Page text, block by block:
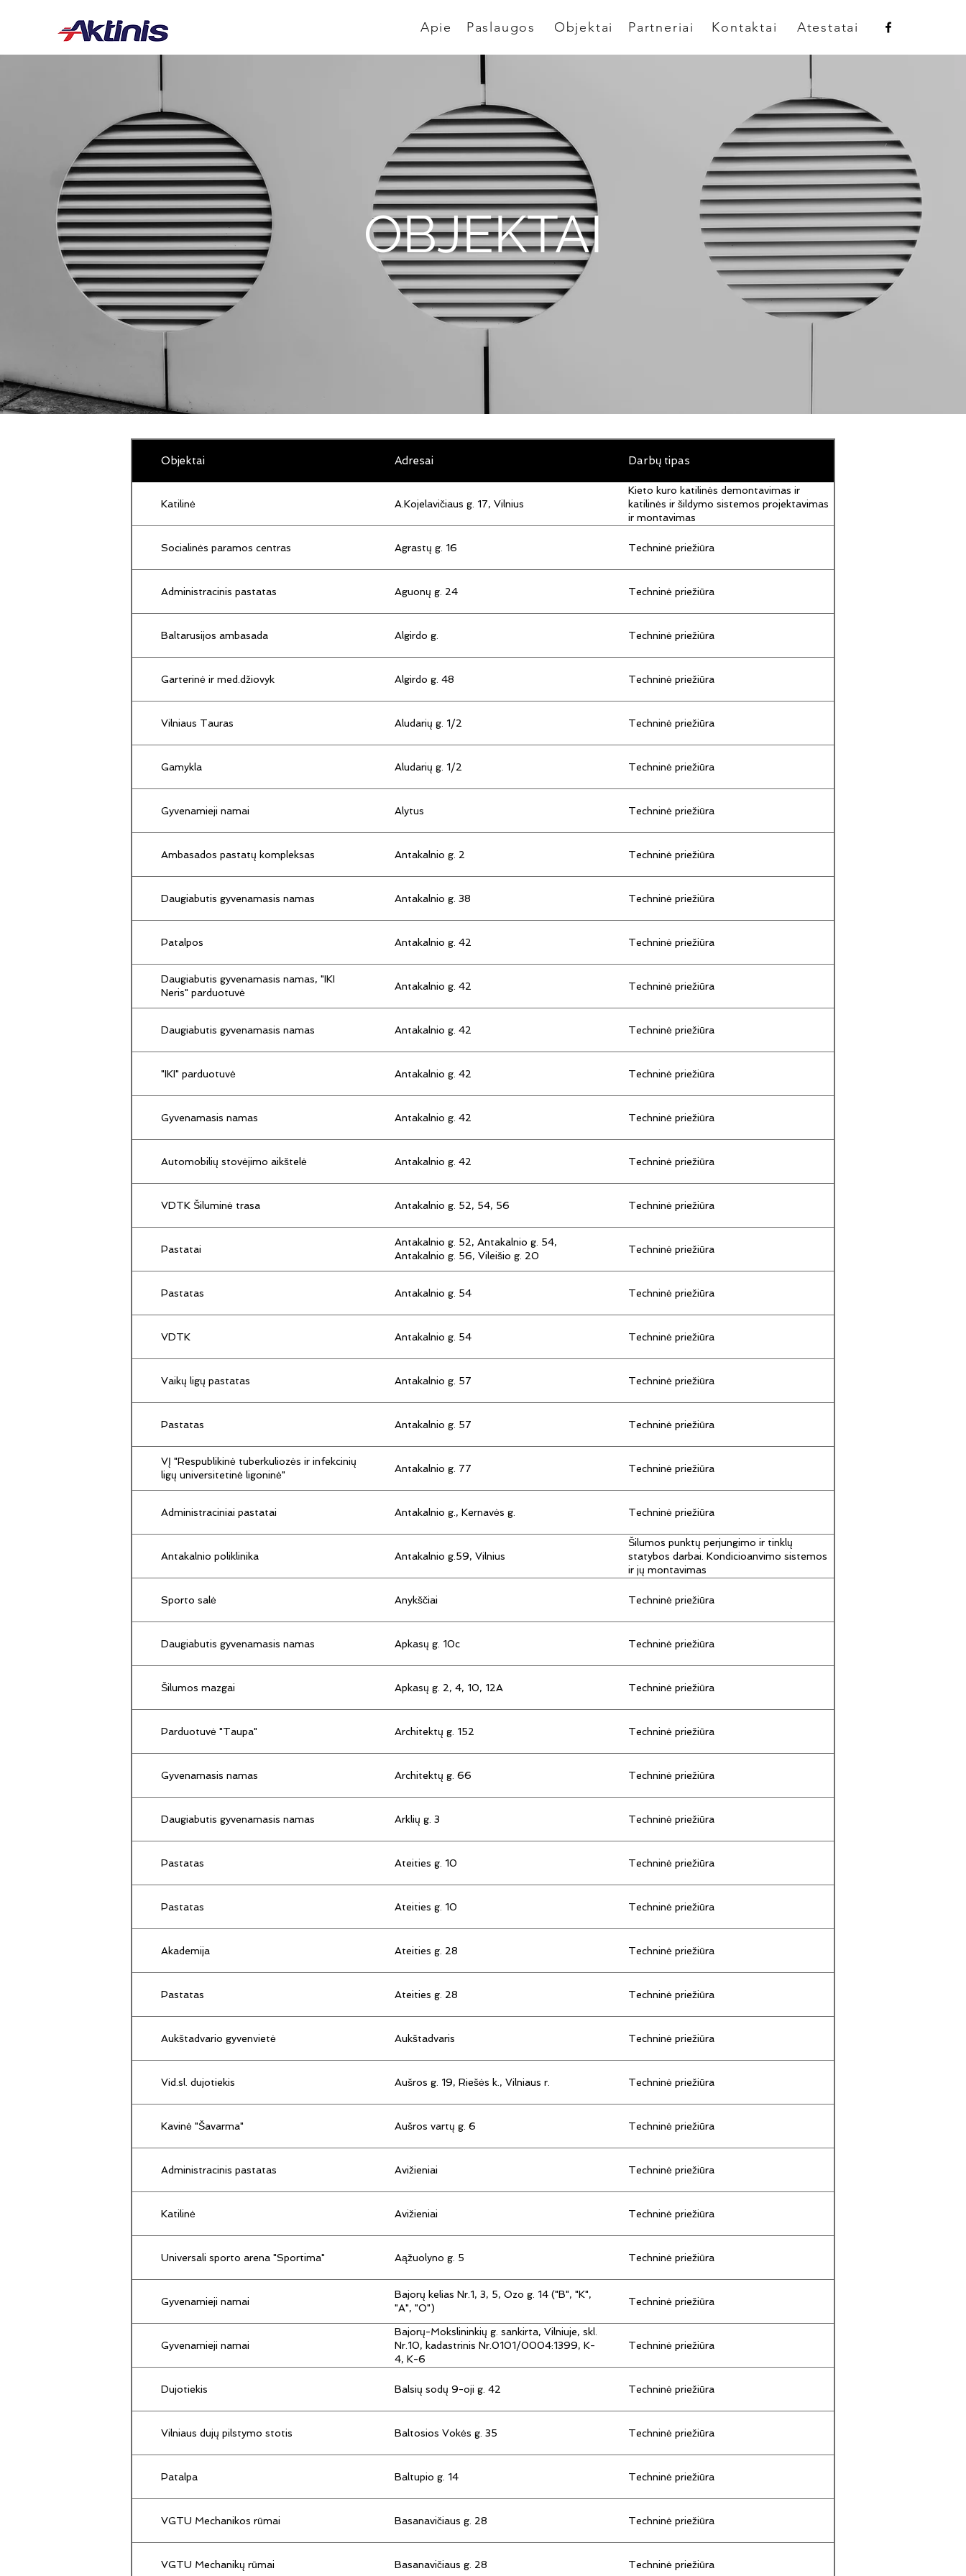
Atestatai
Apie Paslaugos Objektai Partneriai Kontaktai
OBJEKTAI
Objektai Adresai Darbų tipas
Katilinė A.Kojelavičiaus g. 17, Vilnius
Kieto kuro katilinės demontavimas ir
katilinės ir šildymo sistemos projektavimas
ir montavimas
Socialinės paramos centras Agrastų g. 16 Techninė priežiūra
Administracinis pastatas Aguonų g. 24 Techninė priežiūra
Baltarusijos ambasada Algirdo g. Techninė priežiūra
Garterinė ir med.džiovyk Algirdo g. 48 Techninė priežiūra
Vilniaus Tauras Aludarių g. 1/2 Techninė priežiūra
Gamykla Aludarių g. 1/2 Techninė priežiūra
Gyvenamieji namai Alytus Techninė priežiūra
Ambasados pastatų kompleksas Antakalnio g. 2 Techninė priežiūra
Daugiabutis gyvenamasis namas Antakalnio g. 38 Techninė priežiūra
Patalpos Antakalnio g. 42 Techninė priežiūra
Daugiabutis gyvenamasis namas, "IKI
Neris" parduotuvė
Antakalnio g. 42 Techninė priežiūra
Daugiabutis gyvenamasis namas Antakalnio g. 42 Techninė priežiūra
"IKI" parduotuvė Antakalnio g. 42 Techninė priežiūra
Gyvenamasis namas Antakalnio g. 42 Techninė priežiūra
Automobilių stovėjimo aikštelė Antakalnio g. 42 Techninė priežiūra
VDTK Šiluminė trasa Antakalnio g. 52, 54, 56 Techninė priežiūra
Pastatai
Antakalnio g. 52, Antakalnio g. 54,
Antakalnio g. 56, Vileišio g. 20
Techninė priežiūra
Pastatas Antakalnio g. 54 Techninė priežiūra
VDTK Antakalnio g. 54 Techninė priežiūra
Vaikų ligų pastatas Antakalnio g. 57 Techninė priežiūra
Pastatas Antakalnio g. 57 Techninė priežiūra
VĮ "Respublikinė tuberkuliozės ir infekcinių
ligų universitetinė ligoninė"
Antakalnio g. 77 Techninė priežiūra
Administraciniai pastatai Antakalnio g., Kernavės g. Techninė priežiūra
Antakalnio poliklinika Antakalnio g.59, Vilnius
Šilumos punktų perjungimo ir tinklų
statybos darbai. Kondicioanvimo sistemos
ir jų montavimas
Sporto salė Anykščiai Techninė priežiūra
Daugiabutis gyvenamasis namas Apkasų g. 10c Techninė priežiūra
Šilumos mazgai Apkasų g. 2, 4, 10, 12A Techninė priežiūra
Parduotuvė "Taupa" Architektų g. 152 Techninė priežiūra
Gyvenamasis namas Architektų g. 66 Techninė priežiūra
Daugiabutis gyvenamasis namas Arklių g. 3 Techninė priežiūra
Pastatas Ateities g. 10 Techninė priežiūra
Pastatas Ateities g. 10 Techninė priežiūra
Akademija Ateities g. 28 Techninė priežiūra
Pastatas Ateities g. 28 Techninė priežiūra
Aukštadvario gyvenvietė Aukštadvaris Techninė priežiūra
Vid.sl. dujotiekis Aušros g. 19, Riešės k., Vilniaus r. Techninė priežiūra
Kavinė "Šavarma" Aušros vartų g. 6 Techninė priežiūra
Administracinis pastatas Avižieniai Techninė priežiūra
Katilinė Avižieniai Techninė priežiūra
Universali sporto arena "Sportima" Aąžuolyno g. 5 Techninė priežiūra
Gyvenamieji namai
Bajorų kelias Nr.1, 3, 5, Ozo g. 14 ("B", "K",
"A", "O")
Techninė priežiūra
Gyvenamieji namai
Bajorų-Mokslininkių g. sankirta, Vilniuje, skl.
Nr.10, kadastrinis Nr.0101/0004:1399, K-
4, K-6
Techninė priežiūra
Dujotiekis Balsių sodų 9-oji g. 42 Techninė priežiūra
Vilniaus dujų pilstymo stotis Baltosios Vokės g. 35 Techninė priežiūra
Patalpa Baltupio g. 14 Techninė priežiūra
VGTU Mechanikos rūmai Basanavičiaus g. 28 Techninė priežiūra
VGTU Mechanikų rūmai Basanavičiaus g. 28 Techninė priežiūra